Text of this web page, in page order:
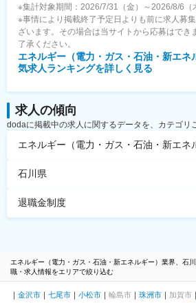
※集計対象期間：2026/7/31（金）～2026/8/6（
※事情により掲載終了予定日よりも前に求人募
ざいます。その場合は当サイトから応募はでき
了承ください。
エネルギー（電力・ガス・石油・新エネ
気求人ランキングを詳しく見る
求人の傾向
dodaに掲載中の求人に関するデータを、カテゴリ
エネルギー（電力・ガス・石油・新エネ
石川県
退職金制度
エネルギー（電力・ガス・石油・新エネルギー）業界、石
職・求人情報をエリアで絞り込む
金沢市 七尾市 小松市 輪島市 珠洲市 加賀市